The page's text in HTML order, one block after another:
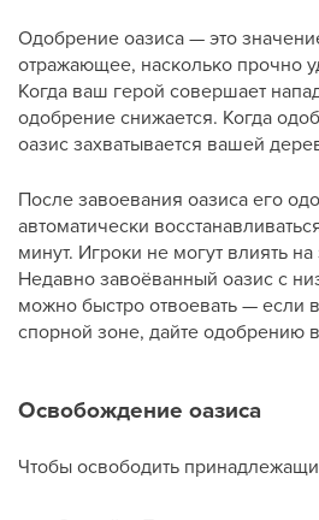
Одобрение оазиса — это
отражающее, насколько прочно
Когда ваш герой совершает
одобрение снижается. Когда
оазис захватывается вашей
После завоевания оазиса его
автоматически
минут. Игроки не могут влиять на
Недавно завоёванный оазис с
можно быстро отвоевать — если
спорной зоне, дайте одобрению
Освобождение оазиса
Чтобы освободить